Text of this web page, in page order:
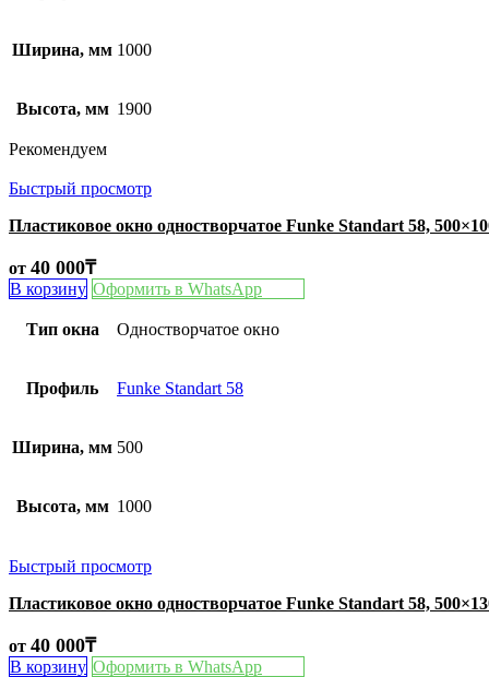
Ширина, мм 1000
Высота, мм 1900
Рекомендуем
Быстрый просмотр
Пластиковое окно одностворчатое Funke Standart 58,
от 40 000₸
В корзину Оформить в WhatsApp
Тип окна Одностворчатое окно
Профиль Funke Standart 58
Ширина, мм 500
Высота, мм 1000
Быстрый просмотр
Пластиковое окно одностворчатое Funke Standart 58,
от 40 000₸
В корзину Оформить в WhatsApp